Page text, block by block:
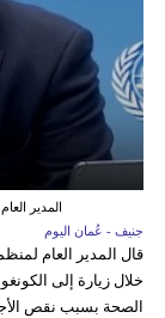
المدير
جنيف - عُمان اليوم
قال المدير العام
خلال زيارة إلى
الصحة بسبب نقص